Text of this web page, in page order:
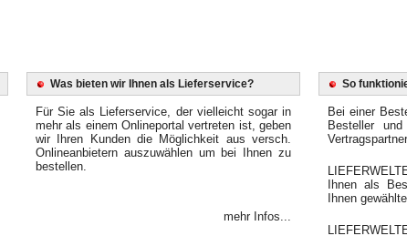
Was bieten wir Ihnen als Lieferservice?
Für Sie als Lieferservice, der vielleicht sogar in
mehr als einem Onlineportal vertreten ist, geben
wir Ihren Kunden die Möglichkeit aus versch.
Onlineanbietern auszuwählen um bei Ihnen zu
bestellen.
mehr Infos...
So
Bei einer
Besteller
Ihnen als
Ihnen